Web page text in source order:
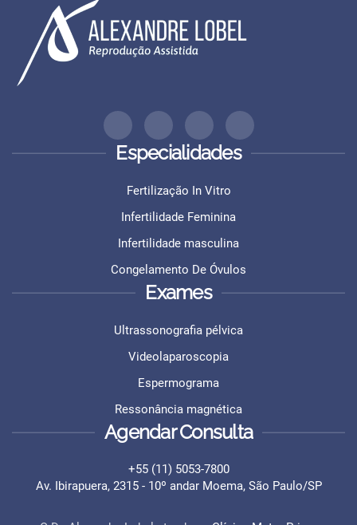
Especialidades
Fertilização In Vitro
Infertilidade Feminina
Infertilidade masculina
Congelamento De Óvulos
Exames
Ultrassonografia pélvica
Videolaparoscopia
Espermograma
Ressonância magnética
Agendar Consulta
+55 (11) 5053-7800
Av. Ibirapuera, 2315 - 10º andar Moema, São Paulo/SP